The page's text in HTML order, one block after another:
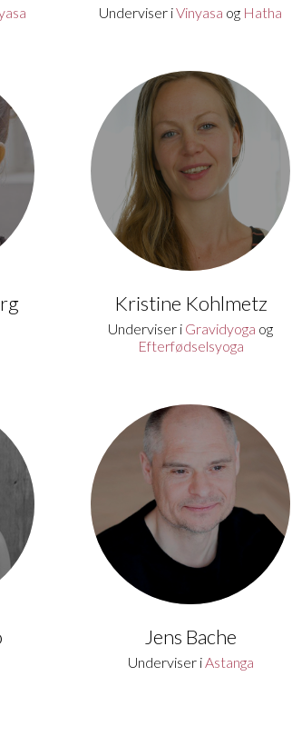
Underviser iVinyasa og Hatha
Kristine Kohlmetz
Underviser i Gravidyoga og
Efterfødselsyoga
Jens Bache
Underviser iAstanga